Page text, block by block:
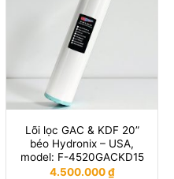
Lõi lọc GAC & KDF 20”
béo Hydronix – USA,
model: F-4520GACKD15
4.500.000₫